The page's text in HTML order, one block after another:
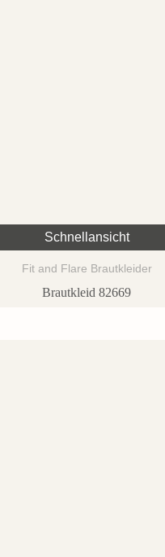
Schnellansicht
Fit and Flare Brautkleider
Brautkleid 82669